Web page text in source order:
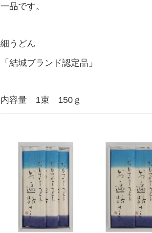
一品です。
細うどん
「結城ブランド認定品」
内容量 1束 150ｇ